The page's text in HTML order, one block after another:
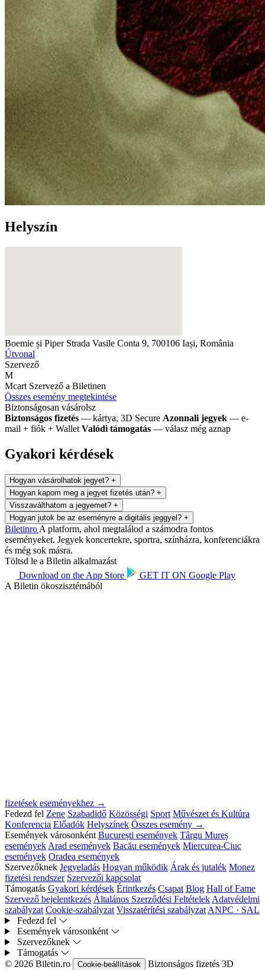
Helyszín
Boemie și Piper Strada Vasile Conta 9, 700106 Iași, România
Útvonal
Szervező
M
Mcart Szervező a Biletinen
Összes esemény megtekintése
Biztonságosan vásárolsz
Biztonságos fizetés — kártya, 3D Secure Azonnali jegyek — e-
mail + fiók + Wallet Valódi támogatás — válasz még aznap
Gyakori kérdések
Hogyan vásárolhatok jegyet? +
Hogyan kapom meg a jegyet fizetés után? +
Visszaválthatom a jegyemet? +
Hogyan jutok be az eseményre a digitális jeggyel? +
Biletinro A platform, ahol megtalálod a számodra fontos
eseményeket. Jegyek koncertekre, sportra, színházra, konferenciákra
és még sok másra.
Töltsd le a Biletin alkalmazást
Download on the App Store GET IT ON Google Play
A Biletin ökoszisztémából
fizetések eseményekhez →
Fedezd fel Zene Szabadidő Közösségi Sport Művészet és Kultúra
Konferencia Előadók Helyszínek Összes esemény →
Események városonként București események Târgu Mureș
események Arad események Bacău események Miercurea-Ciuc
események Oradea események
Szervezőknek Jegyeladás Hogyan működik Árak és jutalék Monez
fizetési rendszer Szervezői kapcsolat
Támogatás Gyakori kérdések Érintkezés Csapat Blog Hall of Fame
Szervező bejelentkezés Általános Szerződési Feltételek Adatvédelmi
szabályzat Cookie-szabályzat Visszatérítési szabályzat ANPC · SAL
Fedezd fel
Események városonként
Szervezőknek
Támogatás
© 2026 Biletin.ro
Cookie-beállítások Biztonságos fizetés 3D